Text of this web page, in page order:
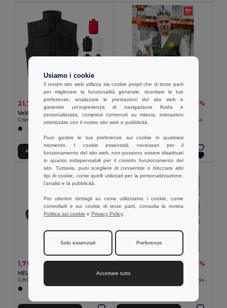
21,73 € 33,16 € -34%
Velilla 36047
Aggiungi al carrello
22,41 € -38%
TH Clothes 30270
Gilet (200 g/m²) in poliestere e cotone
Aggiungi al carrello
1,79 € 1,96 €
HELP Coperta di emergenza
GiftRetail MO6726
22,34 € -39%
Velilla 36054
Usiamo i cookie
Il nostro sito web utilizza sia cookie propri che di terze parti
per migliorare la funzionalità generale, ricordare le tue
preferenze, analizzare le prestazioni del sito web e
garantire un'esperienza di navigazione fluida e
personalizzata, compresi contenuti su misura, interazioni
ottimizzate con il nostro sito web e pubblicità.
Puoi gestire le tue preferenze sui cookie in qualsiasi
momento. I cookie essenziali, necessari per il
funzionamento del sito web, non possono essere disattivati
in quanto indispensabili per il corretto funzionamento del
sito. Tuttavia, puoi scegliere di consentire o bloccare altri
tipi di cookie, come quelli utilizzati per la personalizzazione,
l'analisi e la pubblicità.
Per ulteriori dettagli su come utilizziamo i cookie, come
controllarli e sui cookie di terze parti, consulta la nostra
Politica sui cookie e Privacy Policy.
Solo essenziali Preferenze
Accettare tutto